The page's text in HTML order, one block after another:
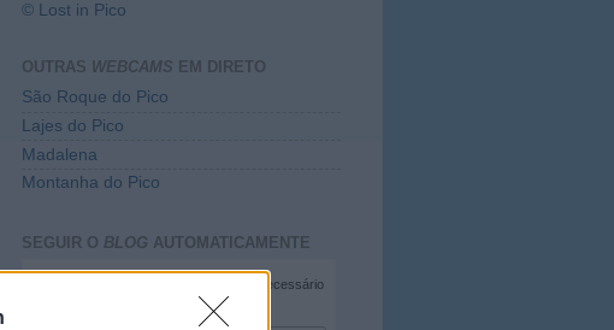
© Lost in Pico
OUTRAS WEBCAMS EM DIRETO
São Roque do Pico
Lajes do Pico
Madalena
Montanha do Pico
SEGUIR O BLOG AUTOMATICAMENTE
campo necessário